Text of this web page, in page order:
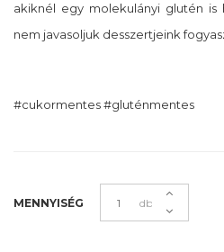
akiknél egy molekulányi glutén
nem javasoljuk desszertjeink
#cukormentes #gluténmentes
MENNYISÉG db